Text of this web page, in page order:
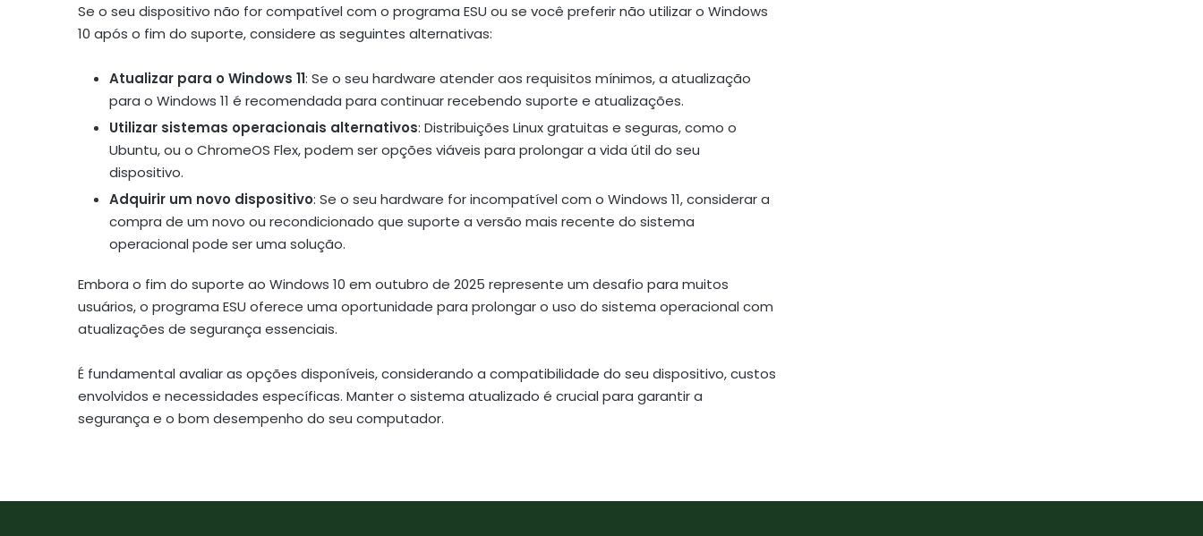
Se o seu dispositivo não for compatível com o programa ESU ou se você preferir não utilizar o Windows
10 após o fim do suporte, considere as seguintes alternativas:
Atualizar para o Windows 11: Se o seu hardware atender aos requisitos mínimos, a atualização
para o Windows 11 é recomendada para continuar recebendo suporte e atualizações.
Utilizar sistemas operacionais alternativos: Distribuições Linux gratuitas e seguras, como o
Ubuntu, ou o ChromeOS Flex, podem ser opções viáveis para prolongar a vida útil do seu
dispositivo.
Adquirir um novo dispositivo: Se o seu hardware for incompatível com o Windows 11, considerar a
compra de um novo ou recondicionado que suporte a versão mais recente do sistema
operacional pode ser uma solução.
Embora o fim do suporte ao Windows 10 em outubro de 2025 represente um desafio para muitos
usuários, o programa ESU oferece uma oportunidade para prolongar o uso do sistema operacional com
atualizações de segurança essenciais.
É fundamental avaliar as opções disponíveis, considerando a compatibilidade do seu dispositivo, custos
envolvidos e necessidades específicas. Manter o sistema atualizado é crucial para garantir a
segurança e o bom desempenho do seu computador.